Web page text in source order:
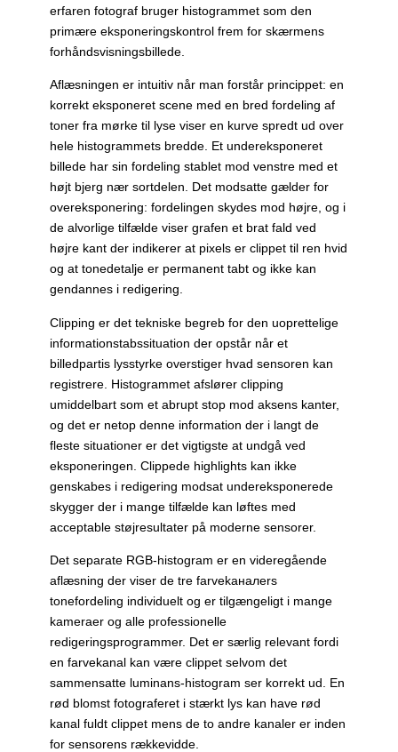
erfaren fotograf bruger histogrammet som den
primære eksponeringskontrol frem for skærmens
forhåndsvisningsbillede.
Aflæsningen er intuitiv når man forstår princippet: en
korrekt eksponeret scene med en bred fordeling af
toner fra mørke til lyse viser en kurve spredt ud over
hele histogrammets bredde. Et undereksponeret
billede har sin fordeling stablet mod venstre med et
højt bjerg nær sortdelen. Det modsatte gælder for
overeksponering: fordelingen skydes mod højre, og i
de alvorlige tilfælde viser grafen et brat fald ved
højre kant der indikerer at pixels er clippet til ren hvid
og at tonedetalje er permanent tabt og ikke kan
gendannes i redigering.
Clipping er det tekniske begreb for den uoprettelige
informationstabssituation der opstår når et
billedpartis lysstyrke overstiger hvad sensoren kan
registrere. Histogrammet afslører clipping
umiddelbart som et abrupt stop mod aksens kanter,
og det er netop denne information der i langt de
fleste situationer er det vigtigste at undgå ved
eksponeringen. Clippede highlights kan ikke
genskabes i redigering modsat undereksponerede
skygger der i mange tilfælde kan løftes med
acceptable støjresultater på moderne sensorer.
Det separate RGB-histogram er en videregående
aflæsning der viser de tre farvekaналers
tonefordeling individuelt og er tilgængeligt i mange
kameraer og alle professionelle
redigeringsprogrammer. Det er særlig relevant fordi
en farvekanal kan være clippet selvom det
sammensatte luminans-histogram ser korrekt ud. En
rød blomst fotograferet i stærkt lys kan have rød
kanal fuldt clippet mens de to andre kanaler er inden
for sensorens rækkevidde.